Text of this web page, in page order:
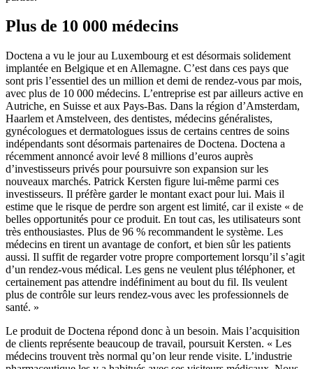
Plus de 10 000 médecins
Doctena a vu le jour au Luxembourg et est désormais solidement
implantée en Belgique et en Allemagne. C’est dans ces pays que
sont pris l’essentiel des un million et demi de rendez-vous par mois,
avec plus de 10 000 médecins. L’entreprise est par ailleurs active en
Autriche, en Suisse et aux Pays-Bas. Dans la région d’Amsterdam,
Haarlem et Amstelveen, des dentistes, médecins généralistes,
gynécologues et dermatologues issus de certains centres de soins
indépendants sont désormais partenaires de Doctena. Doctena a
récemment annoncé avoir levé 8 millions d’euros auprès
d’investisseurs privés pour poursuivre son expansion sur les
nouveaux marchés. Patrick Kersten figure lui-même parmi ces
investisseurs. Il préfère garder le montant exact pour lui. Mais il
estime que le risque de perdre son argent est limité, car il existe « de
belles opportunités pour ce produit. En tout cas, les utilisateurs sont
très enthousiastes. Plus de 96 % recommandent le système. Les
médecins en tirent un avantage de confort, et bien sûr les patients
aussi. Il suffit de regarder votre propre comportement lorsqu’il s’agit
d’un rendez-vous médical. Les gens ne veulent plus téléphoner, et
certainement pas attendre indéfiniment au bout du fil. Ils veulent
plus de contrôle sur leurs rendez-vous avec les professionnels de
santé. »
Le produit de Doctena répond donc à un besoin. Mais l’acquisition
de clients représente beaucoup de travail, poursuit Kersten. « Les
médecins trouvent très normal qu’on leur rende visite. L’industrie